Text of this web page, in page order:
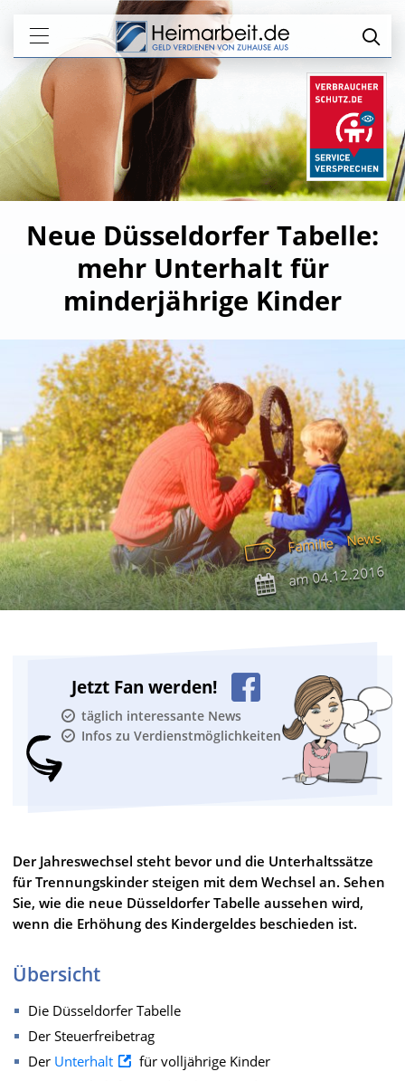
Neue Düsseldorfer Tabelle:
mehr Unterhalt für
minderjährige Kinder
Familie News
am04.12.2016
Jetzt Fan werden!
täglich interessante News
Infos zu Verdienstmöglichkeiten
Der Jahreswechsel steht bevor und die Unterhaltssätze
für Trennungskinder steigen mit dem Wechsel an. Sehen
Sie, wie die neue Düsseldorfer Tabelle aussehen wird,
wenn die Erhöhung des Kindergeldes beschieden ist.
Übersicht
Die Düsseldorfer Tabelle
Der Steuerfreibetrag
Der Unterhalt
für volljährige Kinder